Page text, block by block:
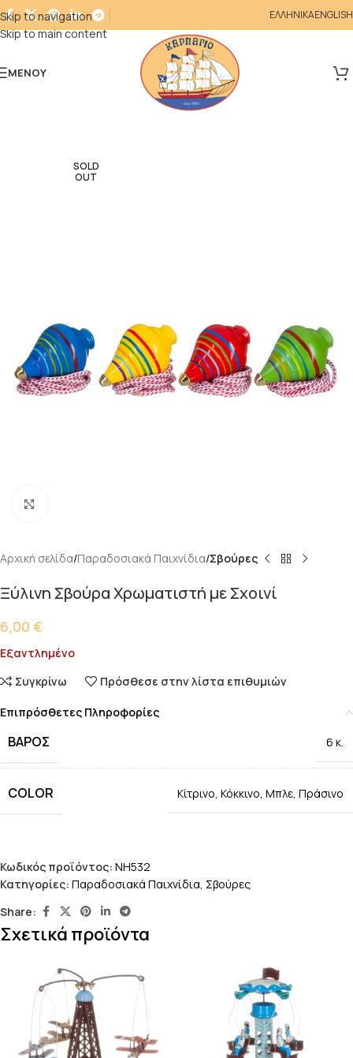
Skip to navigation
Skip to main content
ΕΛΛΗΝΙΚΑENGLISH
ΜΕΝΟΎ
SOLD
OUT
Αρχική σελίδα Παραδοσιακά Παιχνίδια Σβούρες
Ξύλινη Σβούρα Χρωματιστή με Σχοινί
6,00 €
Εξαντλημένο
Συγκρίνω
Πρόσθεσε στην λίστα επιθυμιών
Επιπρόσθετες Πληροφορίες
ΒΆΡΟΣ 6 κ.
COLOR Κίτρινο, Κόκκινο, Μπλε, Πράσινο
Κωδικός προϊόντος: NH532
Κατηγορίες: Παραδοσιακά Παιχνίδια, Σβούρες
Share:
Σχετικά προϊόντα